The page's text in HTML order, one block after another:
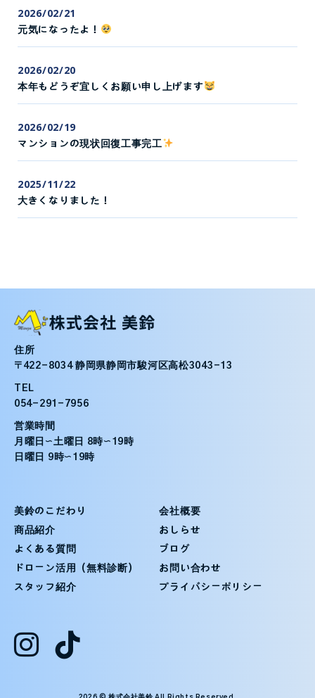
2026/02/21
元気になったよ！
2026/02/20
本年もどうぞ宜しくお願い申し上げます
2026/02/19
マンションの現状回復工事完工
2025/11/22
大きくなりました！
住所
〒422-8034 静岡県静岡市駿河区高松3043-13
TEL
054-291-7956
営業時間
月曜日〜土曜日 8時〜19時
日曜日 9時〜19時
美鈴のこだわり
商品紹介
よくある質問
ドローン活用（無料診断）
スタッフ紹介
会社概要
おしらせ
ブログ
お問い合わせ
プライバシーポリシー